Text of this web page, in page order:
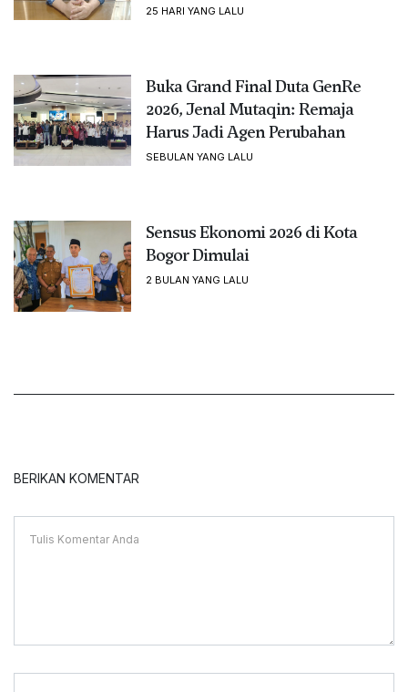
25 HARI YANG LALU
Buka Grand Final Duta GenRe
2026, Jenal Mutaqin: Remaja
Harus Jadi Agen Perubahan
SEBULAN YANG LALU
Sensus Ekonomi 2026 di Kota
Bogor Dimulai
2 BULAN YANG LALU
BERIKAN KOMENTAR